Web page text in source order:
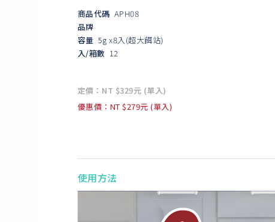
商品代碼 APH08
品牌
容量 5g x8入(超大餌站)
入/箱數 12
定價：NT $329元 (單入)
優惠價：NT $279元 (單入)
使用方法